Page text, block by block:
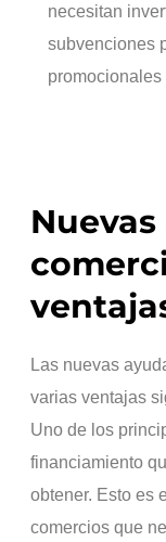
necesitan
subvenciones
Las nuevas
varias ventajas
Uno de los
financiamiento
obtener. Esto es
comercios que